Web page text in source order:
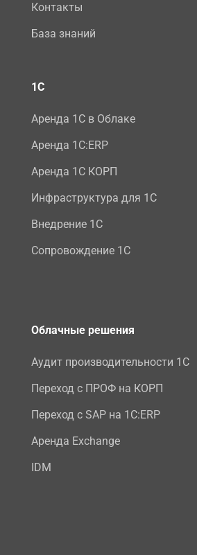
Контакты
База знаний
1С
Аренда 1С в Облаке
Аренда 1С:ERP
Аренда 1С КОРП
Инфраструктура для 1С
Внедрение 1С
Сопровождение 1С
Облачные решения
Аудит производительности 1С
Переход с ПРОФ на КОРП
Переход с SAP на 1С:ERP
Аренда Exchange
IDM